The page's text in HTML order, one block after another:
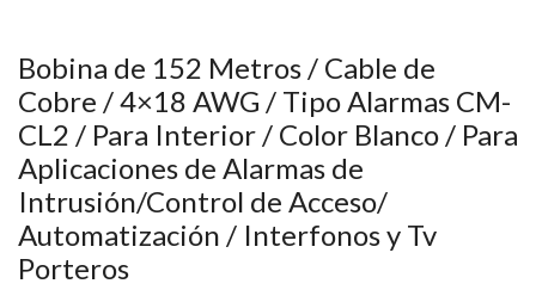
Bobina de 152 Metros / Cable de
Cobre / 4×18 AWG / Tipo Alarmas CM-
CL2 / Para Interior / Color Blanco / Para
Aplicaciones de Alarmas de
Intrusión/Control de Acceso/
Automatización / Interfonos y Tv
Porteros